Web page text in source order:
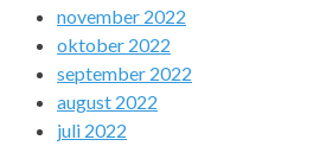
november 2022
oktober 2022
september 2022
august 2022
juli 2022